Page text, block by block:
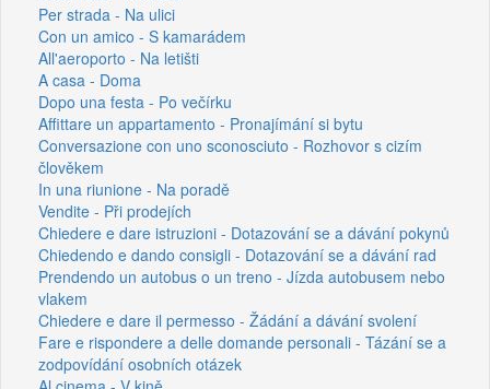
Per strada - Na ulici
Con un amico - S kamarádem
All'aeroporto - Na letišti
A casa - Doma
Dopo una festa - Po večírku
Affittare un appartamento - Pronajímání si bytu
Conversazione con uno sconosciuto - Rozhovor s cizím
člověkem
In una riunione - Na poradě
Vendite - Při prodejích
Chiedere e dare istruzioni - Dotazování se a dávání pokynů
Chiedendo e dando consigli - Dotazování se a dávání rad
Prendendo un autobus o un treno - Jízda autobusem nebo
vlakem
Chiedere e dare il permesso - Žádání a dávání svolení
Fare e rispondere a delle domande personali - Tázání se a
zodpovídání osobních otázek